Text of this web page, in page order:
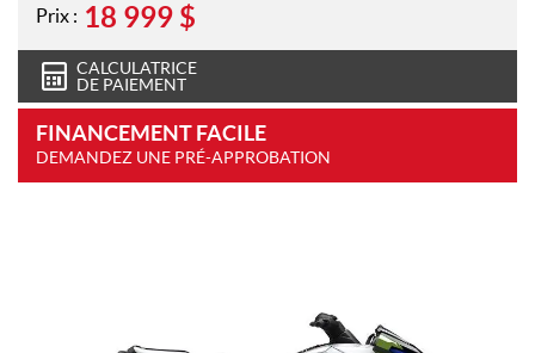
Prix : 18 999 $
CALCULATRICE
DE PAIEMENT
FINANCEMENT FACILE
DEMANDEZ UNE PRÉ-APPROBATION